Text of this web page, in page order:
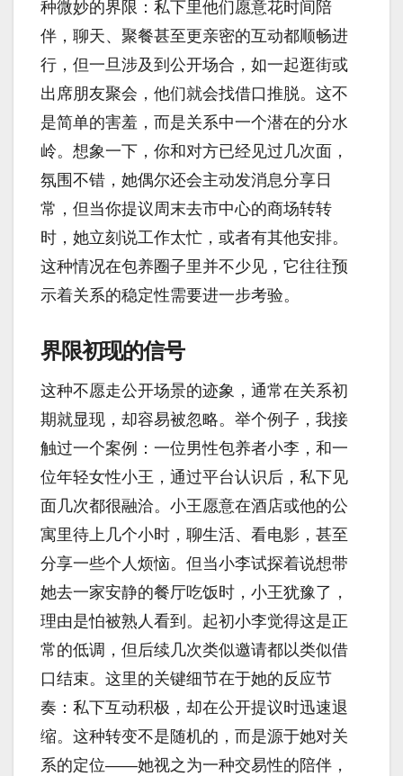
种微妙的界限：私下里他们愿意花时间陪
伴，聊天、聚餐甚至更亲密的互动都顺畅进
行，但一旦涉及到公开场合，如一起逛街或
出席朋友聚会，他们就会找借口推脱。这不
是简单的害羞，而是关系中一个潜在的分水
岭。想象一下，你和对方已经见过几次面，
氛围不错，她偶尔还会主动发消息分享日
常，但当你提议周末去市中心的商场转转
时，她立刻说工作太忙，或者有其他安排。
这种情况在包养圈子里并不少见，它往往预
示着关系的稳定性需要进一步考验。
界限初现的信号
这种不愿走公开场景的迹象，通常在关系初
期就显现，却容易被忽略。举个例子，我接
触过一个案例：一位男性包养者小李，和一
位年轻女性小王，通过平台认识后，私下见
面几次都很融洽。小王愿意在酒店或他的公
寓里待上几个小时，聊生活、看电影，甚至
分享一些个人烦恼。但当小李试探着说想带
她去一家安静的餐厅吃饭时，小王犹豫了，
理由是怕被熟人看到。起初小李觉得这是正
常的低调，但后续几次类似邀请都以类似借
口结束。这里的关键细节在于她的反应节
奏：私下互动积极，却在公开提议时迅速退
缩。这种转变不是随机的，而是源于她对关
系的定位——她视之为一种交易性的陪伴，